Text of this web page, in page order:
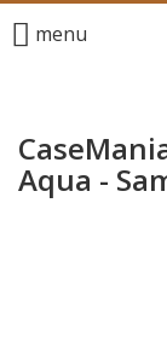
menu
Aqua -